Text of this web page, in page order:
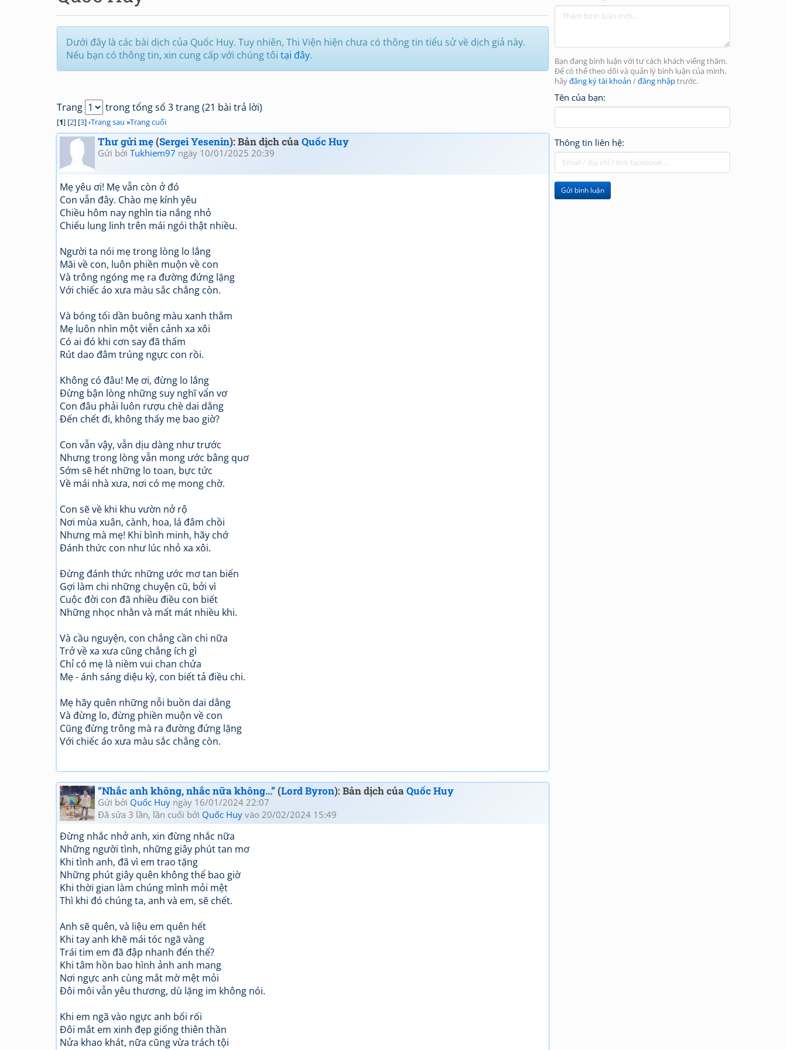
Bạn đang bình luận với tư cách khách viếng thăm.
Để có thể theo dõi và quản lý bình luận của mình,
hãyđăng ký tài khoản /đăng nhậptrước.
Tên của bạn:
Thông tin liên hệ:
Gửi bình luận
Dưới đây là các bài dịch của Quốc Huy. Tuy nhiên, Thi Viện hiện chưa có thông tin tiểu sử về dịch giả này.
Nếu bạn có thông tin, xin cung cấp với chúng tôi tại đây.
Trang trong tổng số 3 trang (21 bài trả lời)
[1] [2] [3] ›Trang sau »Trang cuối
Thư gửi mẹ(Sergei Yesenin): Bản dịch củaQuốc Huy
Gửi bởi Tukhiem97 ngày 10/01/2025 20:39
Mẹ yêu ơi! Mẹ vẫn còn ở đó
Con vẫn đây. Chào mẹ kính yêu
Chiều hôm nay nghìn tia nắng nhỏ
Chiếu lung linh trên mái ngói thật nhiều.
Người ta nói mẹ trong lòng lo lắng
Mãi về con, luôn phiền muộn về con
Và trông ngóng mẹ ra đường đứng lặng
Với chiếc áo xưa màu sắc chẳng còn.
Và bóng tối dần buông màu xanh thẳm
Mẹ luôn nhìn một viễn cảnh xa xôi
Có ai đó khi cơn say đã thấm
Rút dao đâm trúng ngực con rồi.
Không có đâu! Mẹ ơi, đừng lo lắng
Đừng bận lòng những suy nghĩ vẩn vơ
Con đâu phải luôn rượu chè dai dẳng
Đến chết đi, không thấy mẹ bao giờ?
Con vẫn vậy, vẫn dịu dàng như trước
Nhưng trong lòng vẫn mong ước bâng quơ
Sớm sẽ hết những lo toan, bực tức
Về mái nhà xưa, nơi có mẹ mong chờ.
Con sẽ về khi khu vườn nở rộ
Nơi mùa xuân, cành, hoa, lá đâm chồi
Nhưng mà mẹ! Khi bình minh, hãy chớ
Đánh thức con như lúc nhỏ xa xôi.
Đừng đánh thức những ước mơ tan biến
Gợi làm chi những chuyện cũ, bởi vì
Cuộc đời con đã nhiều điều con biết
Những nhọc nhằn và mất mát nhiều khi.
Và cầu nguyện, con chẳng cần chi nữa
Trở về xa xưa cũng chẳng ích gì
Chỉ có mẹ là niềm vui chan chứa
Mẹ - ánh sáng diệu kỳ, con biết tả điều chi.
Mẹ hãy quên những nỗi buồn dai dẳng
Và đừng lo, đừng phiền muộn về con
Cũng đừng trông mà ra đường đứng lặng
Với chiếc áo xưa màu sắc chẳng còn.
“Nhắc anh không, nhắc nữa không...”(Lord Byron): Bản dịch củaQuốc Huy
Gửi bởi Quốc Huy ngày 16/01/2024 22:07
Đã sửa 3 lần, lần cuối bởi Quốc Huy vào 20/02/2024 15:49
Đừng nhắc nhở anh, xin đừng nhắc nữa
Những người tình, những giây phút tan mơ
Khi tình anh, đã vì em trao tặng
Những phút giây quên không thể bao giờ
Khi thời gian làm chúng mình mỏi mệt
Thì khi đó chúng ta, anh và em, sẽ chết.
Anh sẽ quên, và liệu em quên hết
Khi tay anh khẽ mái tóc ngã vàng
Trái tim em đã đập nhanh đến thế?
Khi tâm hồn bao hình ảnh anh mang
Nơi ngực anh cùng mắt mờ mệt mỏi
Đôi môi vẫn yêu thương, dù lặng im không nói.
Khi em ngã vào ngực anh bối rối
Đôi mắt em xinh đẹp giống thiên thần
Nửa khao khát, nữa cũng vừa trách tội